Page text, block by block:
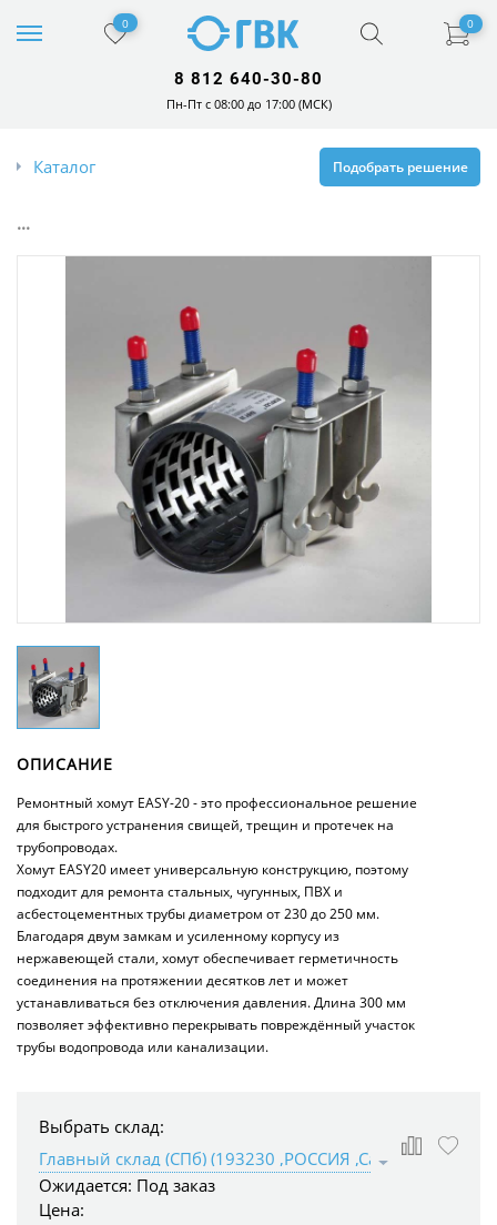
0 0
8 812 640-30-80
Пн-Пт с 08:00 до 17:00 (МСК)
Каталог Подобрать решение
...
ОПИСАНИЕ
Ремонтный хомут EASY-20 - это профессиональное решение
для быстрого устранения свищей, трещин и протечек на
трубопроводах.
Хомут EASY20 имеет универсальную конструкцию, поэтому
подходит для ремонта стальных, чугунных, ПВХ и
асбестоцементных трубы диаметром от 230 до 250 мм.
Благодаря двум замкам и усиленному корпусу из
нержавеющей стали, хомут обеспечивает герметичность
соединения на протяжении десятков лет и может
устанавливаться без отключения давления. Длина 300 мм
позволяет эффективно перекрывать повреждённый участок
трубы водопровода или канализации.
Выбрать склад:
Ожидается: Под заказ
Цена: